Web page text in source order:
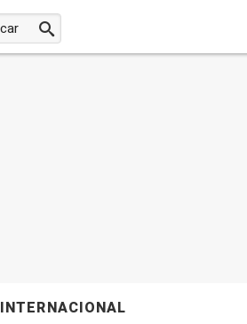
INTERNACIONAL